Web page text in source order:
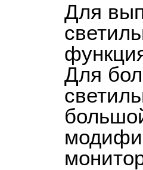
Для
Для